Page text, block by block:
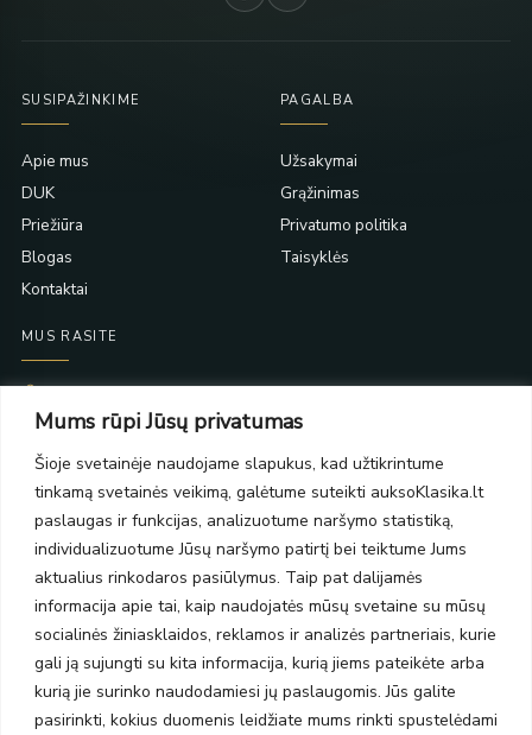
Mums rūpi Jūsų privatumas
Šioje svetainėje naudojame slapukus, kad užtikrintume
tinkamą svetainės veikimą, galėtume suteikti auksoKlasika.lt
paslaugas ir funkcijas, analizuotume naršymo statistiką,
individualizuotume Jūsų naršymo patirtį bei teiktume Jums
aktualius rinkodaros pasiūlymus. Taip pat dalijamės
informacija apie tai, kaip naudojatės mūsų svetaine su mūsų
socialinės žiniasklaidos, reklamos ir analizės partneriais, kurie
gali ją sujungti su kita informacija, kurią jiems pateikėte arba
kurią jie surinko naudodamiesi jų paslaugomis. Jūs galite
pasirinkti, kokius duomenis leidžiate mums rinkti spustelėdami
SUSIPAŽINKIME
Apie mus
DUK
Priežiūra
Blogas
Kontaktai
PAGALBA
Užsakymai
Grąžinimas
Privatumo politika
Taisyklės
MUS RASITE
PC Molas, Klaipėda
PC BIG 2, Klaipėda
Šilutės pl. 35
PC Banginis, Klaipėda
NAUJIENLAIŠKIS
Prenumeruokite ir gaukite pasiūlymus, naujienas bei riboto
leidimo kolekcijas.